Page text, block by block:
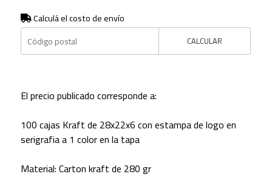
Calculá el costo de envío
CALCULAR
El precio publicado corresponde a:
100 cajas Kraft de 28x22x6 con estampa de logo en
serigrafia a 1 color en la tapa
Material: Carton kraft de 280 gr